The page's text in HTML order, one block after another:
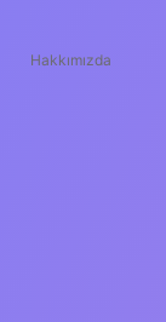
Hakkımızda